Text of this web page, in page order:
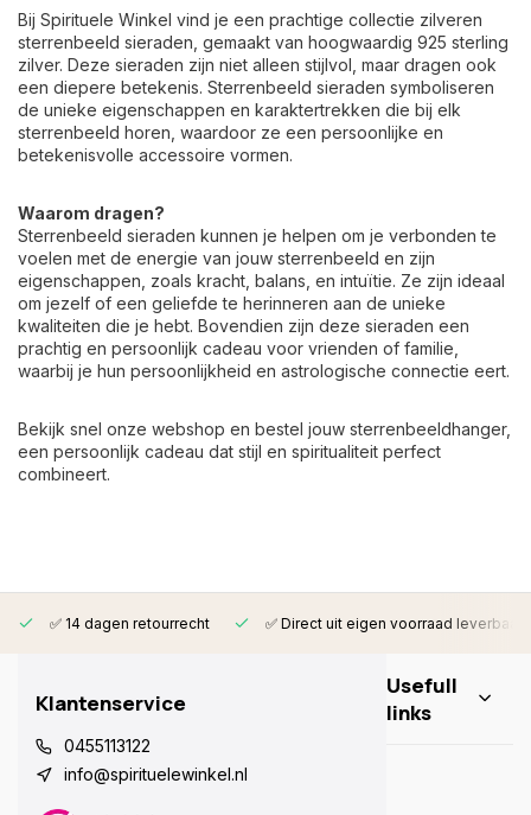
Bij Spirituele Winkel vind je een prachtige collectie zilveren
sterrenbeeld sieraden, gemaakt van hoogwaardig 925 sterling
zilver. Deze sieraden zijn niet alleen stijlvol, maar dragen ook
een diepere betekenis. Sterrenbeeld sieraden symboliseren
de unieke eigenschappen en karaktertrekken die bij elk
sterrenbeeld horen, waardoor ze een persoonlijke en
betekenisvolle accessoire vormen.
Waarom dragen?
Sterrenbeeld sieraden kunnen je helpen om je verbonden te
voelen met de energie van jouw sterrenbeeld en zijn
eigenschappen, zoals kracht, balans, en intuïtie. Ze zijn ideaal
om jezelf of een geliefde te herinneren aan de unieke
kwaliteiten die je hebt. Bovendien zijn deze sieraden een
prachtig en persoonlijk cadeau voor vrienden of familie,
waarbij je hun persoonlijkheid en astrologische connectie eert.
Bekijk snel onze webshop en bestel jouw sterrenbeeldhanger,
een persoonlijk cadeau dat stijl en spiritualiteit perfect
combineert.
✅ 14 dagen retourrecht ✅ Direct uit eigen voorraad leverbaar
Klantenservice
0455113122
info@spirituelewinkel.nl
Usefull
links